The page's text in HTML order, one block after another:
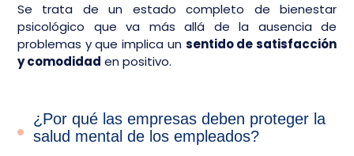
Se trata de un estado completo de bienestar
psicológico que va más allá de la ausencia de
problemas y que implica un sentido de satisfacción
y comodidad en positivo.
¿Por qué las empresas deben proteger la
salud mental de los empleados?